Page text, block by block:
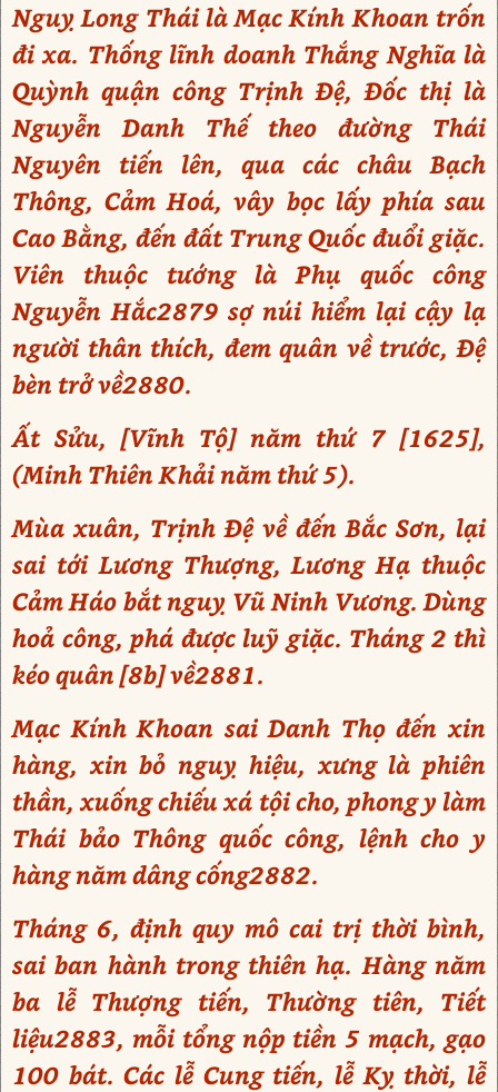
Nguỵ Long Thái là Mạc Kính Khoan trốn
đi xa. Thống lĩnh doanh Thắng Nghĩa là
Quỳnh quận công Trịnh Đệ, Đốc thị là
Nguyễn Danh Thế theo đường Thái
Nguyên tiến lên, qua các châu Bạch
Thông, Cảm Hoá, vây bọc lấy phía sau
Cao Bằng, đến đất Trung Quốc đuổi giặc.
Viên thuộc tướng là Phụ quốc công
Nguyễn Hắc2879 sợ núi hiểm lại cậy lạ
người thân thích, đem quân về trước, Đệ
bèn trở về2880.
Ất Sửu, [Vĩnh Tộ] năm thứ 7 [1625],
(Minh Thiên Khải năm thứ 5).
Mùa xuân, Trịnh Đệ về đến Bắc Sơn, lại
sai tới Lương Thượng, Lương Hạ thuộc
Cảm Háo bắt nguỵ Vũ Ninh Vương. Dùng
hoả công, phá được luỹ giặc. Tháng 2 thì
kéo quân [8b] về2881.
Mạc Kính Khoan sai Danh Thọ đến xin
hàng, xin bỏ nguỵ hiệu, xưng là phiên
thần, xuống chiếu xá tội cho, phong y làm
Thái bảo Thông quốc công, lệnh cho y
hàng năm dâng cống2882.
Tháng 6, định quy mô cai trị thời bình,
sai ban hành trong thiên hạ. Hàng năm
ba lễ Thượng tiến, Thường tiên, Tiết
liệu2883, mỗi tổng nộp tiền 5 mạch, gạo
100 bát. Các lễ Cung tiến, lễ Kỵ thời, lễ